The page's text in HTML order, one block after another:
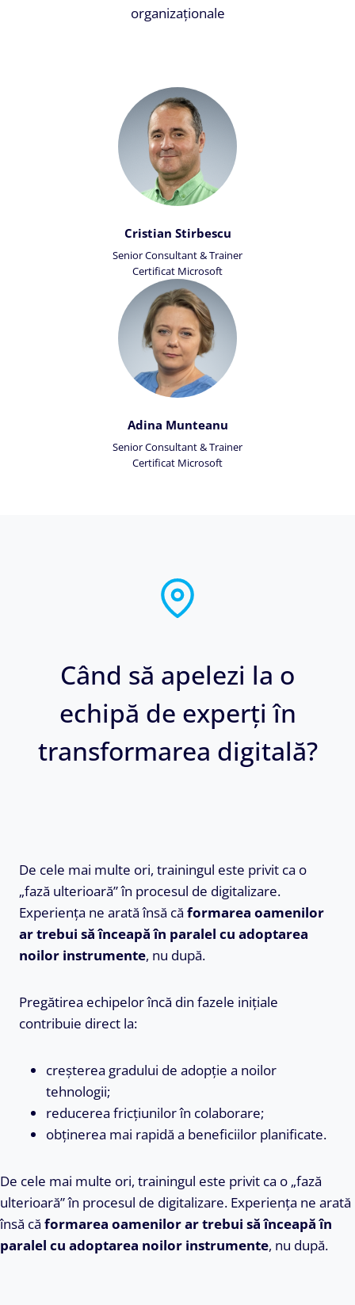
organizaționale
Cristian Stirbescu
Senior Consultant & Trainer
Certificat Microsoft
Adina Munteanu
Senior Consultant & Trainer
Certificat Microsoft
Când să apelezi la o
echipă de experți în
transformarea digitală?
De cele mai multe ori, trainingul este privit ca o
„fază ulterioară” în procesul de digitalizare.
Experiența ne arată însă că formarea oamenilor
ar trebui să înceapă în paralel cu adoptarea
noilor instrumente, nu după.
Pregătirea echipelor încă din fazele inițiale
contribuie direct la:
creșterea gradului de adopție a noilor
tehnologii;
reducerea fricțiunilor în colaborare;
obținerea mai rapidă a beneficiilor planificate.
De cele mai multe ori, trainingul este privit ca o „fază
ulterioară” în procesul de digitalizare. Experiența ne arată
însă că formarea oamenilor ar trebui să înceapă în
paralel cu adoptarea noilor instrumente, nu după.